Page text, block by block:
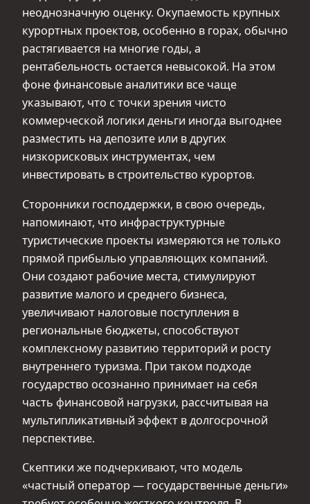
неоднозначную оценку. Окупаемость крупных
курортных проектов, особенно в горах, обычно
растягивается на многие годы, а
рентабельность остается невысокой. На этом
фоне финансовые аналитики все чаще
указывают, что с точки зрения чисто
коммерческой логики деньги иногда выгоднее
разместить на депозите или в других
низкорисковых инструментах, чем
инвестировать в строительство курортов.
Сторонники господдержки, в свою очередь,
напоминают, что инфраструктурные
туристические проекты измеряются не только
прямой прибылью управляющих компаний.
Они создают рабочие места, стимулируют
развитие малого и среднего бизнеса,
увеличивают налоговые поступления в
региональные бюджеты, способствуют
комплексному развитию территорий и росту
внутреннего туризма. При таком подходе
государство осознанно принимает на себя
часть финансовой нагрузки, рассчитывая на
мультипликативный эффект в долгосрочной
перспективе.
Скептики же подчеркивают, что модель
«частный оператор — государственные деньги»